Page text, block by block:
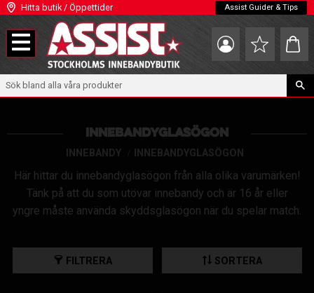
Meny
Hitta butik / Öppettider Assist Guider & Tips
Favoriter
INNEBANDYGLASÖGON
INNEBANDY INNEBANDYGLASÖGON
Här hittar du innebandyglasögon från alla olika varumärken!
Tänk på att du som utövar innebandy och är 16 år eller
yngre måste använda skyddsglasögon när du spelar match.
FILTRERA SORTERA